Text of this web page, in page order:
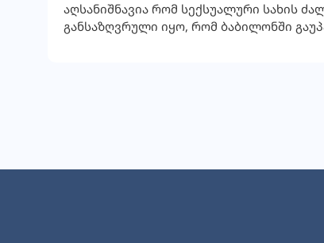
აღსანიშნავია რომ სექსუალური სახის
განსაზღვრული იყო, რომ ბაბილონში